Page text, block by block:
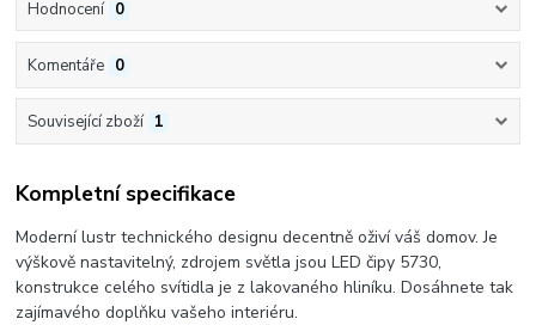
Hodnocení 0
Komentáře 0
Související zboží 1
Kompletní specifikace
Moderní lustr technického designu decentně oživí váš domov. Je
výškově nastavitelný, zdrojem světla jsou LED čipy 5730,
konstrukce celého svítidla je z lakovaného hliníku. Dosáhnete tak
zajímavého doplňku vašeho interiéru.